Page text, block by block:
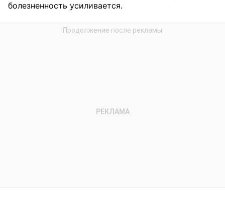
болезненность усиливается.